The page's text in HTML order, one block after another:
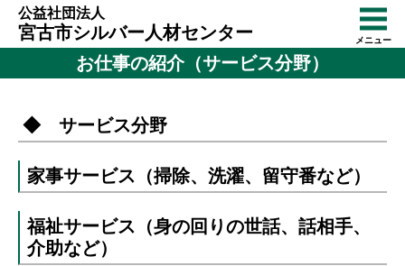
公益社団法人
宮古市シルバー人材センター メニュー
お仕事の紹介（サービス分野）
◆ サービス分野
家事サービス（掃除、洗濯、留守番など）
福祉サービス（身の回りの世話、話相手、
介助など）